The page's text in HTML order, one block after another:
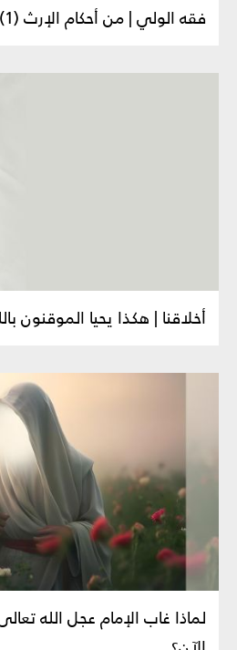
فقه الولي | من أحكام الإرث (1)
أخلاقنا | هكذا يحيا الموقنون
لماذا غاب الإمام عجل الله